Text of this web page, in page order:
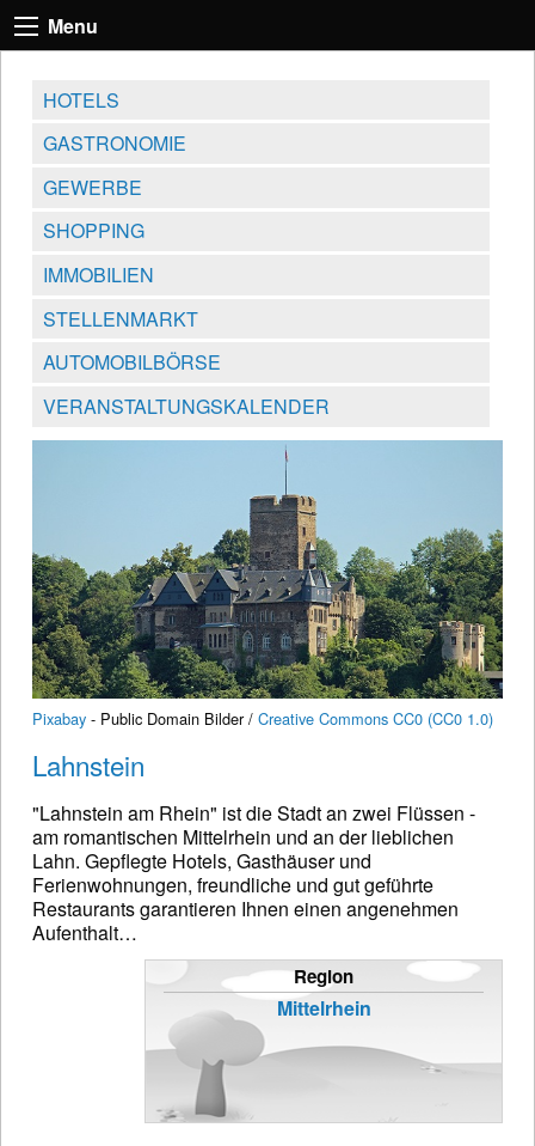
Menu
HOTELS
GASTRONOMIE
GEWERBE
SHOPPING
IMMOBILIEN
STELLENMARKT
AUTOMOBILBÖRSE
VERANSTALTUNGSKALENDER
Pixabay - Public Domain Bilder / Creative Commons CC0 (CC0 1.0)
Lahnstein
"Lahnstein am Rhein" ist die Stadt an zwei Flüssen -
am romantischen Mittelrhein und an der lieblichen
Lahn. Gepflegte Hotels, Gasthäuser und
Ferienwohnungen, freundliche und gut geführte
Restaurants garantieren Ihnen einen angenehmen
Aufenthalt…
Region
Mittelrhein